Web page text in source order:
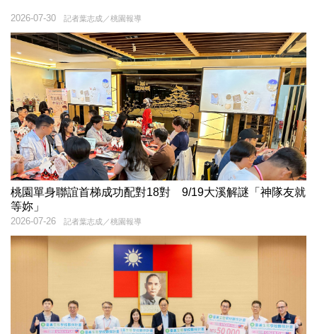
記者葉志成／桃園報導
2026-07-30
桃園單身聯誼首梯成功配對18對 9/19大溪解謎「神隊友就
等妳」
記者葉志成／桃園報導
2026-07-26